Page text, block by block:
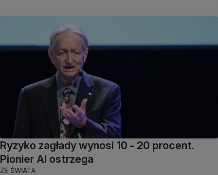
Ryzyko zagłady wynosi 10 - 20 procent.
Pionier AI ostrzega
ZE ŚWIATA